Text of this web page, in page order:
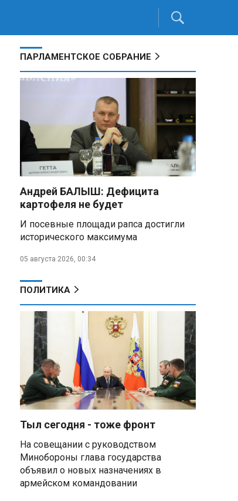
ПАРЛАМЕНТСКОЕ СОБРАНИЕ
Андрей БАЛЫШ: Дефицита
картофеля не будет
И посевные площади рапса достигли
исторического максимума
05 августа 2026, 00:34
ПОЛИТИКА
Тыл сегодня - тоже фронт
На совещании с руководством
Минобороны глава государства
объявил о новых назначениях в
армейском командовании